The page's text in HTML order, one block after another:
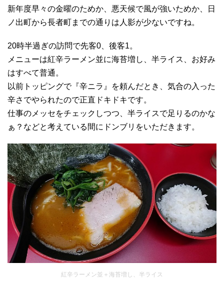
新年度早々の金曜のためか、悪天候で風が強いためか、日
ノ出町から長者町までの通りは人影が少ないですね。
20時半過ぎの訪問で先客0、後客1。
メニューは紅辛ラーメン並に海苔増し、半ライス、お好み
はすべて普通。
以前トッピングで『辛ニラ』を頼んだとき、気合の入った
辛さでやられたので正直ドキドキです。
仕事のメッセをチェックしつつ、半ライスで足りるのかな
ぁ？などと考えている間にドンブリをいただきます。
紅辛ラーメン並＋海苔増し、半ライス